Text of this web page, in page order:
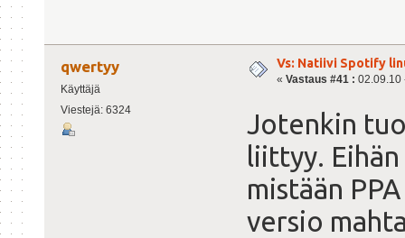
qwertyy
Käyttäjä
Viestejä: 6324
Vs: Natiivi Spotify
« Vastaus #41 : 02.09.10
Jotenkin
liittyy.
mistään
versio